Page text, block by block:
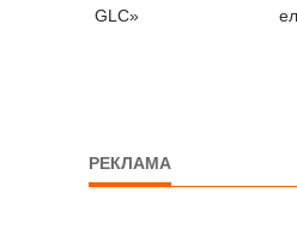
GLC»
РЕКЛАМА